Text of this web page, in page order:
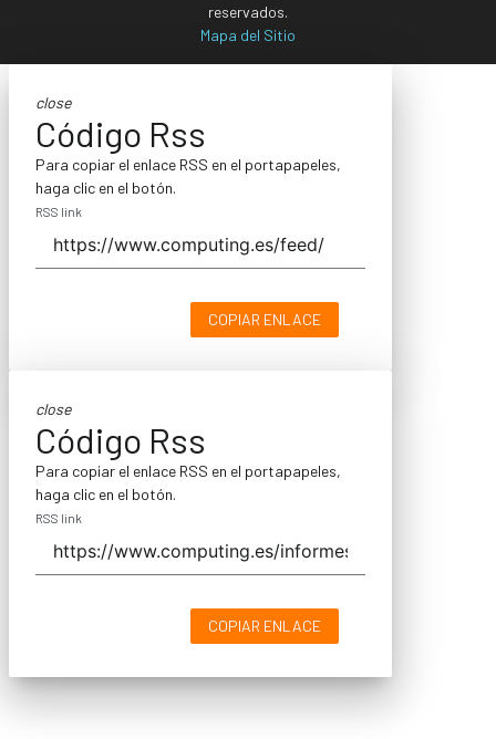
reservados.
Mapa del Sitio
close
Código Rss
Para copiar el enlace RSS en el portapapeles,
haga clic en el botón.
RSS link
COPIAR ENLACE
close
Código Rss
Para copiar el enlace RSS en el portapapeles,
haga clic en el botón.
RSS link
COPIAR ENLACE